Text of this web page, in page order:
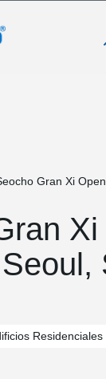
Gran Xi
Xi
Residenciales